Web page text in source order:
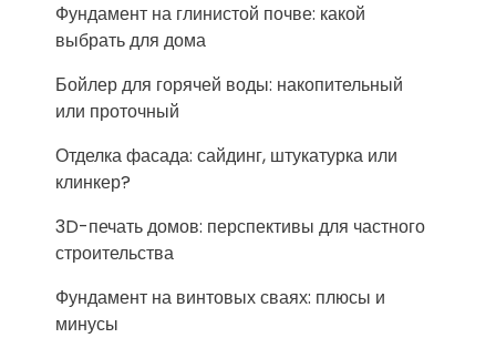
Фундамент на глинистой почве: какой
выбрать для дома
Бойлер для горячей воды: накопительный
или проточный
Отделка фасада: сайдинг, штукатурка или
клинкер?
3D-печать домов: перспективы для частного
строительства
Фундамент на винтовых сваях: плюсы и
минусы